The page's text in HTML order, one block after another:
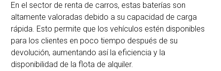
En el sector de renta de carros, estas baterías son
altamente valoradas debido a su capacidad de carga
rápida. Esto permite que los vehículos estén disponibles
para los clientes en poco tiempo después de su
devolución, aumentando así la eficiencia y la
disponibilidad de la flota de alquiler.